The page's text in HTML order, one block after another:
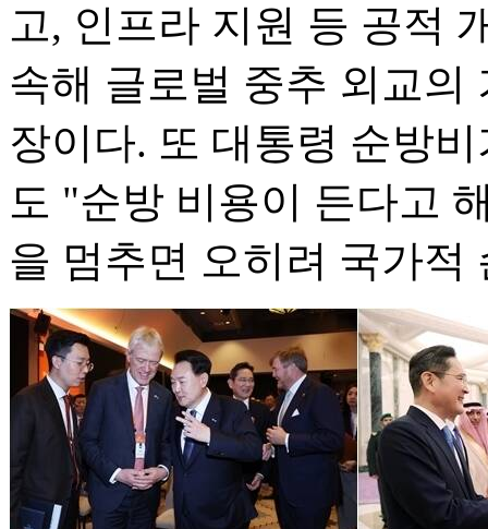
고, 인프라 지원 등 공적
속해 글로벌 중추 외교의
장이다. 또 대통령 순방
도 "순방 비용이 든다고
을 멈추면 오히려 국가적